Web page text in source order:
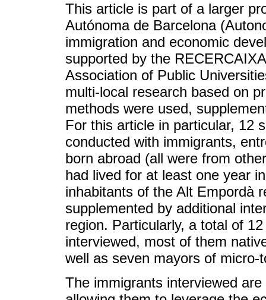
This article is part of a larger
Autónoma de Barcelona
immigration and economic
supported by the
Association of Public
multi-local research based on
methods were used,
For this article in particular, 12
conducted with immigrants,
born abroad (all were from
had lived for at least one year
inhabitants of the Alt Empordà
supplemented by additional
region. Particularly, a total of
interviewed, most of them
well as seven mayors of micro-
The immigrants interviewed